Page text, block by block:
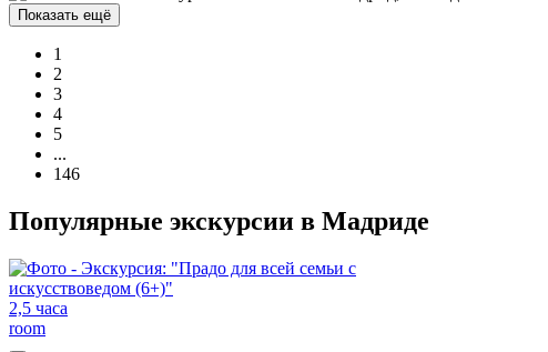
Показать ещё
1
2
3
4
5
...
146
Популярные экскурсии в Мадриде
2,5 часа
room